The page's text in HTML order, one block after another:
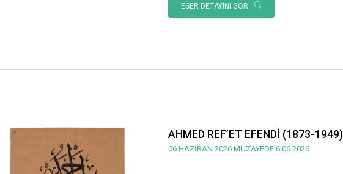
ESER DETAYINI GÖR
AHMED REF’ET EFENDİ (1873-1949)
06 HAZİRAN 2026 MÜZAYEDE 6.06.2026